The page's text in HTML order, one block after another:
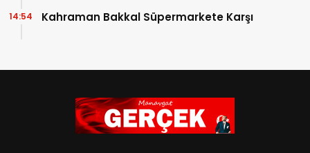
Kahraman Bakkal Süpermarkete Karşı
14:54